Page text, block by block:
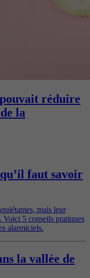
réduire
la
faut savoir
mais leur
Voici 5 conseils pratiques
alarmiciels.
la vallée de